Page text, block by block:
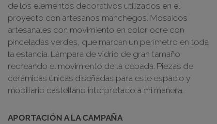
de los elementos decorativos utilizados en el
proyecto con artesanos manchegos. Mosaicos
artesanales con movimiento en color ocre con
pinceladas verdes, que marcan un perímetro en toda
la estancia. Lámpara de vidrio de gran tamaño
recreando el movimiento de la cebada. Piezas de
cerámicas únicas diseñadas para este espacio y
mobiliario castellano interpretado a mi manera.
APORTACIÓN A LA CAMPAÑA